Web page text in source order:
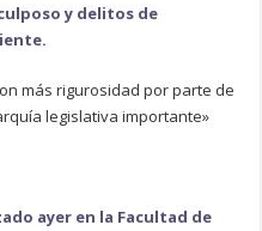
y delitos de
más rigurosidad por parte de
legislativa importante»
ayer en la Facultad de